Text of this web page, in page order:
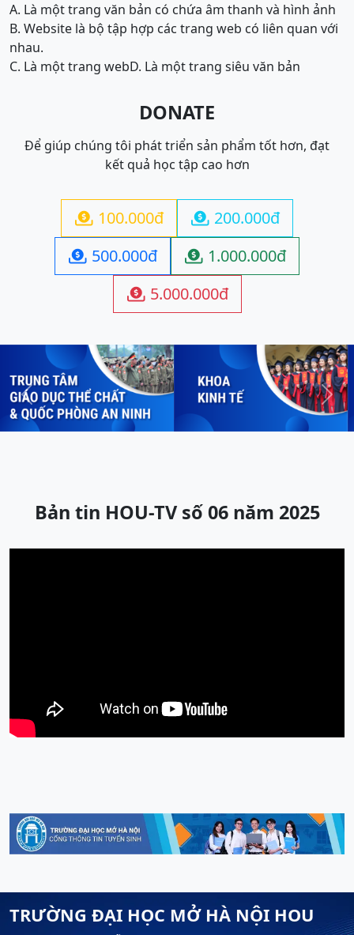
A. Là một trang văn bản có chứa âm thanh và hình ảnh
B. Website là bộ tập hợp các trang web có liên quan với
nhau.
C. Là một trang webD. Là một trang siêu văn bản
DONATE
Để giúp chúng tôi phát triển sản phẩm tốt hơn, đạt
kết quả học tập cao hơn
 100.000đ  200.000đ
 500.000đ  1.000.000đ
 5.000.000đ
Previous Next
Bản tin HOU-TV số 06 năm 2025
TRƯỜNG ĐẠI HỌC MỞ HÀ NỘI HOU